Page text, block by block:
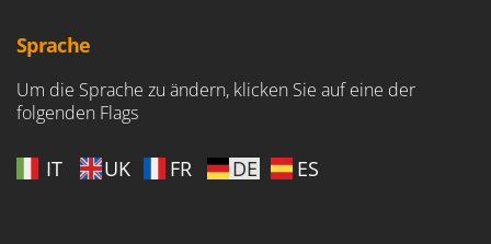
Sprache
Um die Sprache zu ändern, klicken Sie auf eine der
folgenden Flags
IT UK FR DE ES